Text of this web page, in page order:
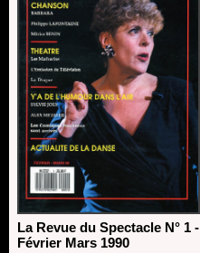
La Revue du Spectacle N° 1 -
Février Mars 1990